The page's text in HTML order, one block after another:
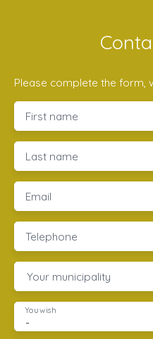
Please complete the form,
First name
Last name
Email
Telephone
Your municipality
-
You wish